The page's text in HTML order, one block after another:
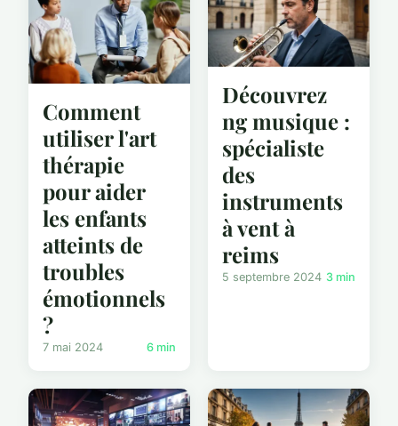
Comment
utiliser l'art
thérapie
pour aider
les enfants
atteints de
troubles
émotionnels
?
7 mai 2024 6 min
Découvrez
ng musique :
spécialiste
des
instruments
à vent à
reims
5 septembre 2024 3 min